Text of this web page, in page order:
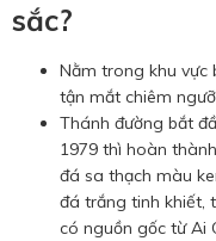
sắc?
Nằm trong khu vực
tận mắt chiêm
Thánh đường bắt
1979 thì hoàn
đá sa thạch màu
đá trắng tinh khiết,
có nguồn gốc từ Ai